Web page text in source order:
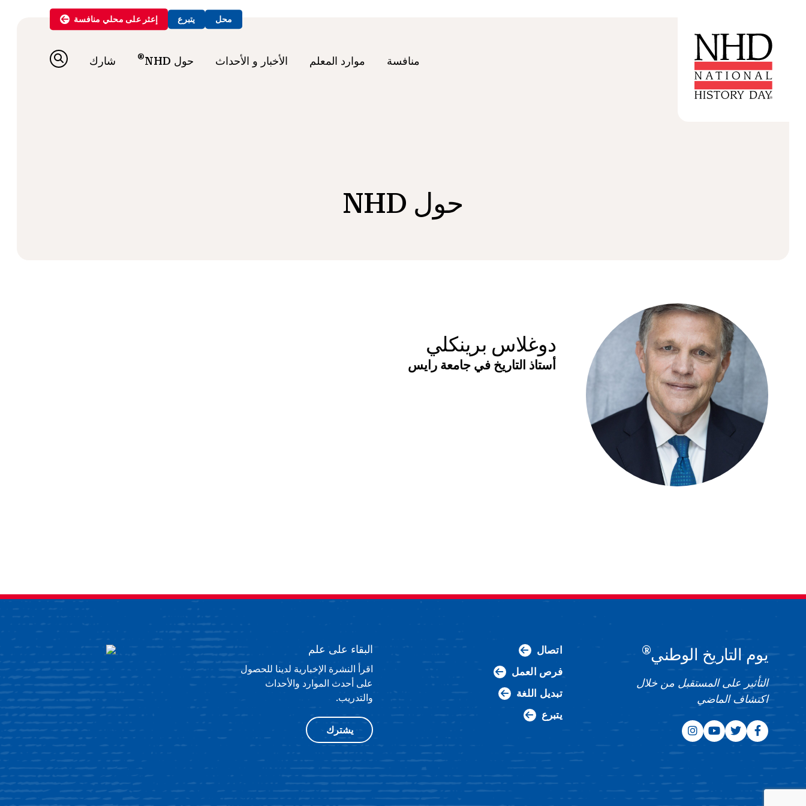
محل يتبرع إعثر على محلي منافسة
منافسة موارد المعلم الأخبار و الأحداث حول NHD ® شارك
حول NHD
دوغلاس برينكلي
أستاذ التاريخ في جامعة رايس
يوم التاريخ الوطني®
التأثير على المستقبل من خلال
اكتشاف الماضي
اتصال
فرص العمل
تبديل اللغة
يتبرع
البقاء على علم
اقرأ النشرة الإخبارية لدينا للحصول
على أحدث الموارد والأحداث
والتدريب.
يشترك